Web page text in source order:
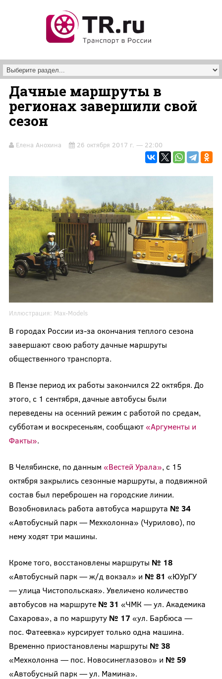
Дачные маршруты в
регионах завершили свой
сезон
Елена Анохина 26 октября 2017 г. — 22:00
Иллюстрация: Max-Models
В городах России из-за окончания теплого сезона
завершают свою работу дачные маршруты
общественного транспорта.
В Пензе период их работы закончился 22 октября. До
этого, с 1 сентября, дачные автобусы были
переведены на осенний режим с работой по средам,
субботам и воскресеньям, сообщают«Аргументы и
Факты».
В Челябинске, по данным «Вестей Урала», с 15
октября закрылись сезонные маршруты, а подвижной
состав был переброшен на городские линии.
Возобновилась работа автобуса маршрута № 34
«Автобусный парк — Мехколонна» (Чурилово), по
нему ходят три машины.
Кроме того, восстановлены маршруты № 18
«Автобусный парк — ж/д вокзал» и № 81 «ЮУрГУ
— улица Чистопольская». Увеличено количество
автобусов на маршруте № 31 «ЧМК — ул. Академика
Сахарова», а по маршруту№ 17 «ул. Барбюса —
пос. Фатеевка» курсирует только одна машина.
Временно приостановлены маршруты № 38
«Мехколонна — пос. Новосинеглазово» и № 59
«Автобусный парк — ул. Мамина».